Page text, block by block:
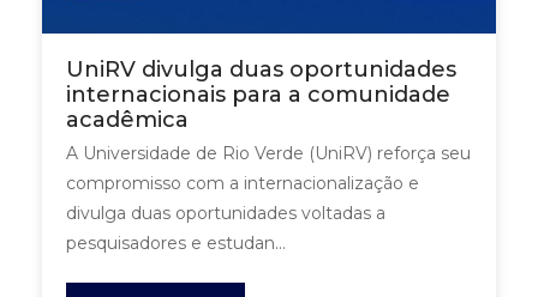
UniRV divulga duas oportunidades
internacionais para a comunidade
acadêmica
A Universidade de Rio Verde (UniRV) reforça seu
compromisso com a internacionalização e
divulga duas oportunidades voltadas a
pesquisadores e estudan...